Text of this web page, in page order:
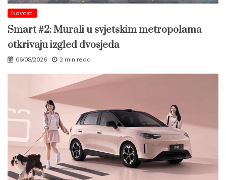
Novosti
Smart #2: Murali u svjetskim metropolama
otkrivaju izgled dvosjeda
06/08/2026 2 min read